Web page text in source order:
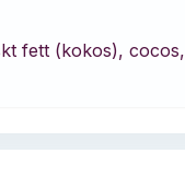
fett (kokos), cocos,